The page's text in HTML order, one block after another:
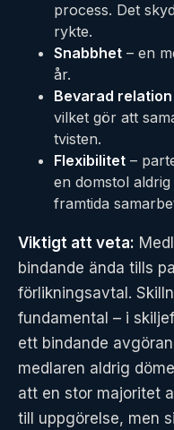
process. Det
rykte.
Snabbhet – en
år.
Bevarad relation
vilket gör att
tvisten.
Flexibilitet –
en domstol
framtida
Viktigt att veta:
bindande ända tills
förlikningsavtal.
fundamental – i
ett bindande
medlaren aldrig
att en stor majoritet
till uppgörelse, men